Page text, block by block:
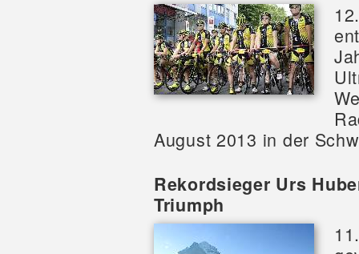
August 2013 in der
Rekordsieger Urs
Triumph